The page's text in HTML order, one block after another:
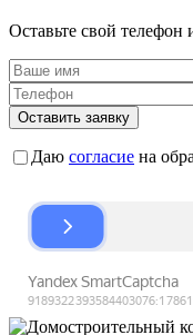
Оставьте свой
Оставить заявку
Даю согласие на